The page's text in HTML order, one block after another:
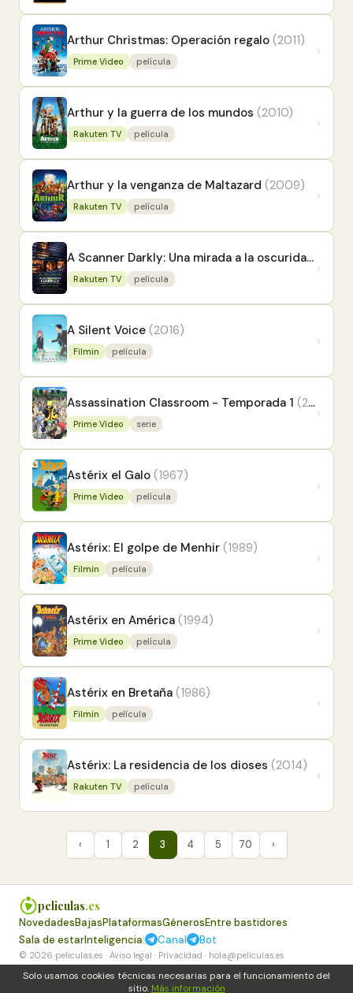
Solo usamos cookies técnicas necesarias para el funcionamiento del
sitio. Más información
Arthur Christmas: Operación regalo (2011)
Prime Video película
›
Arthur y la guerra de los mundos (2010)
Rakuten TV película
›
Arthur y la venganza de Maltazard (2009)
Rakuten TV película
›
A Scanner Darkly: Una mirada a la oscuridad
Rakuten TV película
›
A Silent Voice (2016)
Filmin película
›
Assassination Classroom - Temporada 1 (2015)
Prime Video serie
›
Astérix el Galo (1967)
Prime Video película
›
Astérix: El golpe de Menhir (1989)
Filmin película
›
Astérix en América (1994)
Prime Video película
›
Astérix en Bretaña (1986)
Filmin película
›
Astérix: La residencia de los dioses (2014)
Rakuten TV película
›
‹ 1 2 3 4 5 70 ›
peliculas.es
NovedadesBajasPlataformasGénerosEntre bastidores
Sala de estarInteligencia| Canal Bot
© 2026 peliculas.es · Aviso legal · Privacidad · hola@peliculas.es